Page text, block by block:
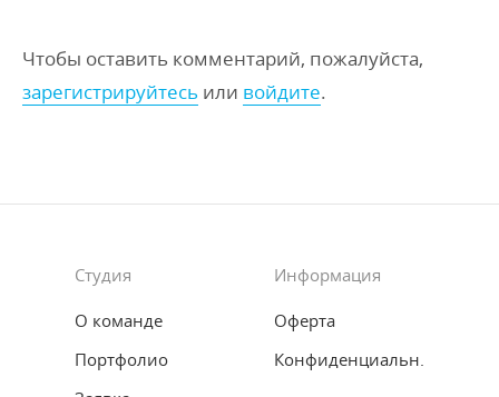
Чтобы оставить комментарий, пожалуйста,
зарегистрируйтесь или войдите.
Студия
О команде
Портфолио
Информация
Оферта
Конфиденциальн.